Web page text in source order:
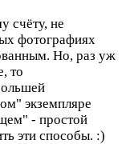
счёту, не
фотографиях
Но, раз уж
то
экземпляре
- простой
эти способы. :)